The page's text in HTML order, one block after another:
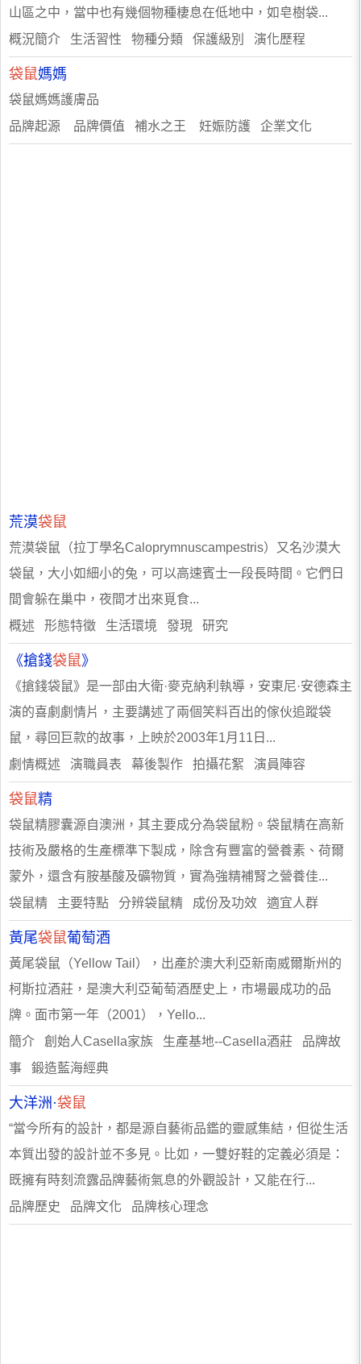
山區之中，當中也有幾個物種棲息在低地中，如皂樹袋...
概況簡介 生活習性 物種分類 保護級別 演化歷程
袋鼠媽媽
袋鼠媽媽護膚品
品牌起源 品牌價值 補水之王 妊娠防護 企業文化
荒漠袋鼠
荒漠袋鼠（拉丁學名Caloprymnuscampestris）又名沙漠大
袋鼠，大小如細小的兔，可以高速賓士一段長時間。它們日
間會躲在巢中，夜間才出來覓食...
概述 形態特徵 生活環境 發現 研究
《搶錢袋鼠》
《搶錢袋鼠》是一部由大衛·麥克納利執導，安東尼·安德森主
演的喜劇劇情片，主要講述了兩個笑料百出的傢伙追蹤袋
鼠，尋回巨款的故事，上映於2003年1月11日...
劇情概述 演職員表 幕後製作 拍攝花絮 演員陣容
袋鼠精
袋鼠精膠囊源自澳洲，其主要成分為袋鼠粉。袋鼠精在高新
技術及嚴格的生產標準下製成，除含有豐富的營養素、荷爾
蒙外，還含有胺基酸及礦物質，實為強精補腎之營養佳...
袋鼠精 主要特點 分辨袋鼠精 成份及功效 適宜人群
黃尾袋鼠葡萄酒
黃尾袋鼠（Yellow Tail），出產於澳大利亞新南威爾斯州的
柯斯拉酒莊，是澳大利亞葡萄酒歷史上，市場最成功的品
牌。面市第一年（2001），Yello...
簡介 創始人Casella家族 生產基地--Casella酒莊 品牌故
事 鍛造藍海經典
大洋洲·袋鼠
“當今所有的設計，都是源自藝術品鑑的靈感集結，但從生活
本質出發的設計並不多見。比如，一雙好鞋的定義必須是：
既擁有時刻流露品牌藝術氣息的外觀設計，又能在行...
品牌歷史 品牌文化 品牌核心理念